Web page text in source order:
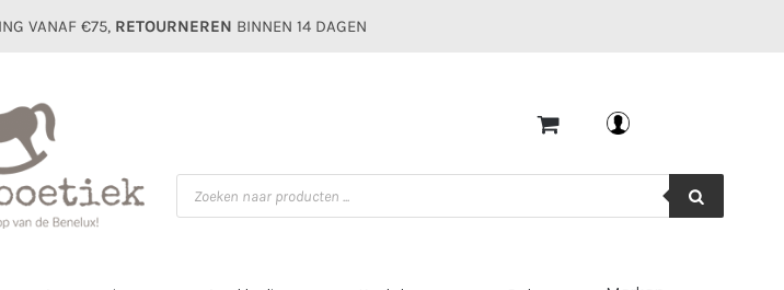
VANAF €75, RETOURNEREN BINNEN 14 DAGEN
Producten
zoeken